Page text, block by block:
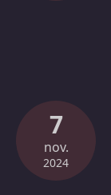
7
nov.
2024